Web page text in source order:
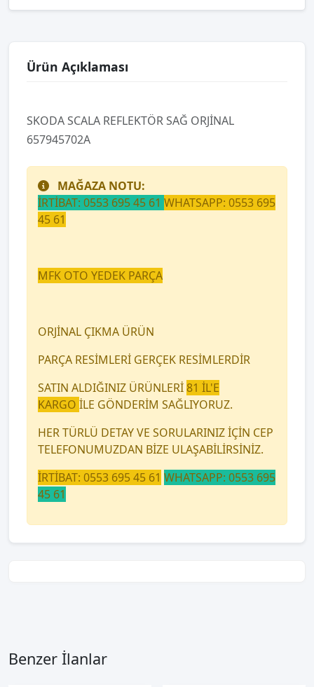
Ürün Açıklaması
SKODA SCALA REFLEKTÖR SAĞ ORJİNAL
657945702A
MAĞAZA NOTU:
İRTİBAT: 0553 695 45 61 WHATSAPP: 0553 695
45 61
MFK OTO YEDEK PARÇA
ORJİNAL ÇIKMA ÜRÜN
PARÇA RESİMLERİ GERÇEK RESİMLERDİR
SATIN ALDIĞINIZ ÜRÜNLERİ 81 İL'E
KARGO İLE GÖNDERİM SAĞLIYORUZ.
HER TÜRLÜ DETAY VE SORULARINIZ İÇİN CEP
TELEFONUMUZDAN BİZE ULAŞABİLİRSİNİZ.
İRTİBAT: 0553 695 45 61 WHATSAPP: 0553 695
45 61
Benzer İlanlar